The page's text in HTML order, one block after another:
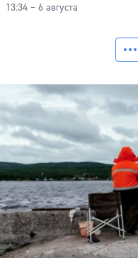
13:34 – 6 августа